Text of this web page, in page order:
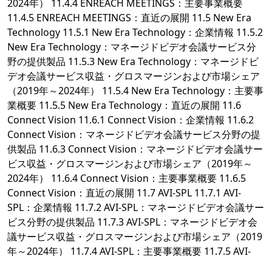
2024年） 11.4.4 ENREACH MEETINGS：主要事業概要
11.4.5 ENREACH MEETINGS：直近の展開 11.5 New Era
Technology 11.5.1 New Era Technology：企業情報 11.5.2
New Era Technology：マネージドビデオ会議サービス分
野の提供製品 11.5.3 New Era Technology：マネージドビ
デオ会議サービス収益・グロスマージンおよび市場シェア
（2019年～2024年） 11.5.4 New Era Technology：主要事
業概要 11.5.5 New Era Technology：直近の展開 11.6
Connect Vision 11.6.1 Connect Vision：企業情報 11.6.2
Connect Vision：マネージドビデオ会議サービス分野の提
供製品 11.6.3 Connect Vision：マネージドビデオ会議サー
ビス収益・グロスマージンおよび市場シェア（2019年～
2024年） 11.6.4 Connect Vision：主要事業概要 11.6.5
Connect Vision：直近の展開 11.7 AVI-SPL 11.7.1 AVI-
SPL：企業情報 11.7.2 AVI-SPL：マネージドビデオ会議サー
ビス分野の提供製品 11.7.3 AVI-SPL：マネージドビデオ会
議サービス収益・グロスマージンおよび市場シェア（2019
年～2024年） 11.7.4 AVI-SPL：主要事業概要 11.7.5 AVI-